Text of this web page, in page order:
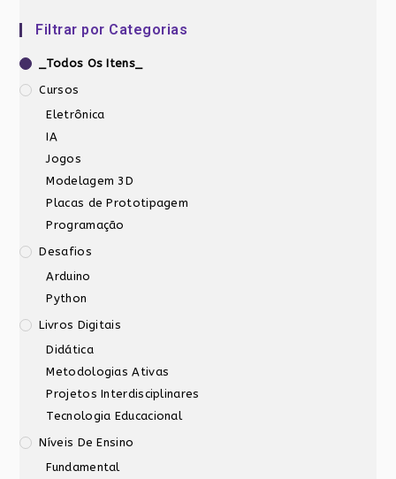
Filtrar por Categorias
_Todos Os Itens_
Cursos
Eletrônica
IA
Jogos
Modelagem 3D
Placas de Prototipagem
Programação
Desafios
Arduino
Python
Livros Digitais
Didática
Metodologias Ativas
Projetos Interdisciplinares
Tecnologia Educacional
Níveis De Ensino
Fundamental